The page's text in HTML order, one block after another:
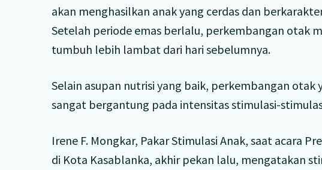
akan menghasilkan anak yang cerdas dan
Setelah periode emas berlalu, perkembangan otak
tumbuh lebih lambat dari hari sebelumnya.
Selain asupan nutrisi yang baik, perkembangan
sangat bergantung pada intensitas stimulasi-
Irene F. Mongkar, Pakar Stimulasi Anak, saat acara
di Kota Kasablanka, akhir pekan lalu, mengatakan